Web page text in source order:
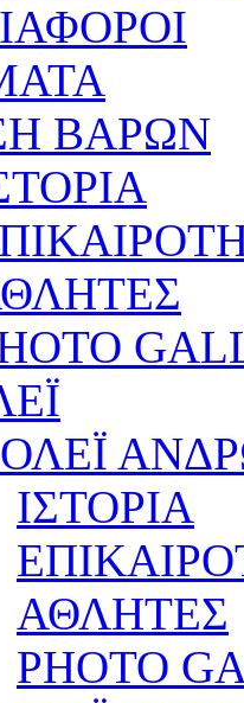
ΒΑΡΩΝ
ΙΣΤΟΡΙΑ
ΑΘΛΗΤΕΣ
PHOTO